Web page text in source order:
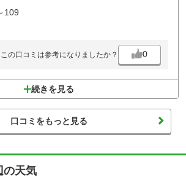
109
この口コミは参考になりましたか？ 0
続きを見る
口コミをもっと見る
の天気